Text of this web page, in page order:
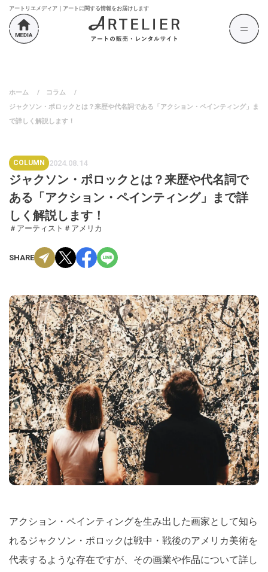
アートリエメディア｜アートに関する情報をお届けします
ホーム / コラム /
ジャクソン・ポロックとは？来歴や代名詞である「アクション・ペインティング」ま
で詳しく解説します！
COLUMN 2024.08.14
ジャクソン・ポロックとは？来歴や代名詞で
ある「アクション・ペインティング」まで詳
しく解説します！
＃アーティスト ＃アメリカ
SHARE
アクション・ペインティングを生み出した画家として知ら
れるジャクソン・ポロックは戦中・戦後のアメリカ美術を
代表するような存在ですが、その画業や作品について詳し